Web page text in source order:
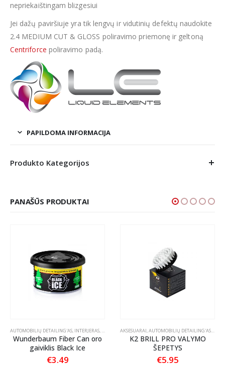
nepriekaištingam blizgesiui
Jei dažų paviršiuje yra tik lengvų ir vidutinių defektų naudokite
2.4 MEDIUM CUT & GLOSS poliravimo priemonę ir geltoną
Centriforce poliravimo padą.
PAPILDOMA INFORMACIJA
Produkto Kategorijos
PANAŠŪS PRODUKTAI
PRIEŽIŪRA
AUTOMOBILIŲ DETAILING'AS, INTERJERAS, KVAPAI AUTOMOBILIUI
Wunderbaum Fiber Can oro
gaiviklis Black Ice
€3.49
AKSESUARAI,AUTOMOBILIŲ DETAILING'AS,
K2 BRILL PRO VALYMO
ŠEPETYS
€5.95